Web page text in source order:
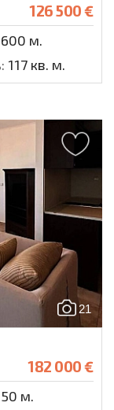
126 500 €
600 м.
117 кв. м.
21
182 000 €
50 м.